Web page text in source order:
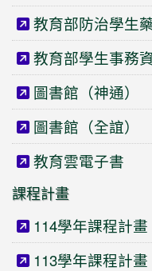
教育部防治學生
教育部學生事務
圖書館（神通）
圖書館（全誼）
教育雲電子書
課程計畫
114學年課程計畫
113學年課程計畫